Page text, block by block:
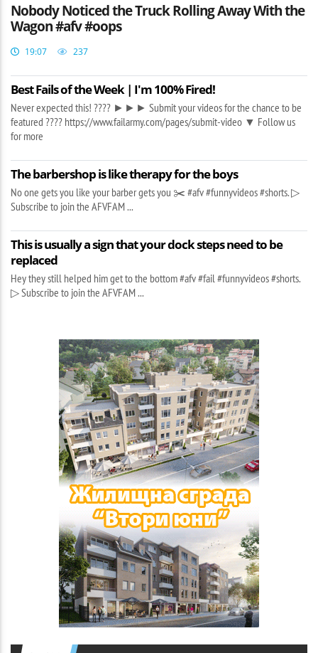
Nobody Noticed the Truck Rolling Away With the
Wagon #afv #oops
19:07 237
Best Fails of the Week | I'm 100% Fired!
Never expected this! ???? ►►► Submit your videos for the chance to be
featured ???? https://www.failarmy.com/pages/submit-video ▼ Follow us
for more
The barbershop is like therapy for the boys
No one gets you like your barber gets you ✂️ #afv #funnyvideos #shorts. ▷
Subscribe to join the AFVFAM ...
This is usually a sign that your dock steps need to be
replaced
Hey they still helped him get to the bottom #afv #fail #funnyvideos #shorts.
▷ Subscribe to join the AFVFAM ...